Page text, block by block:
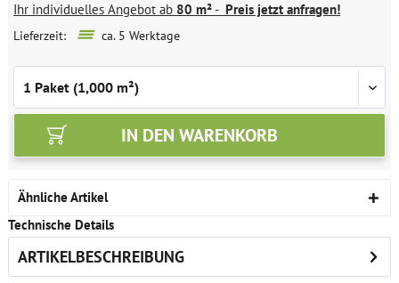
Ihr individuelles Angebot ab 80 m²- Preis jetzt anfragen!
Lieferzeit: ca. 5 Werktage
IN DEN WARENKORB
Ähnliche Artikel
Technische Details
ARTIKELBESCHREIBUNG